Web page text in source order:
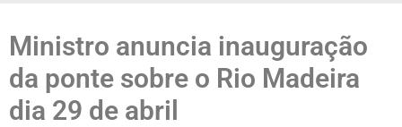
Ministro anuncia inauguração
da ponte sobre o Rio Madeira
dia 29 de abril